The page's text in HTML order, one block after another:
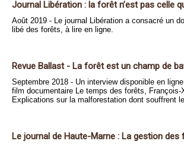
Journal Libération : la forêt n’est pas celle
Août 2019 - Le journal Libération a consacré un
libé des forêts, à lire en ligne.
Revue Ballast - La forêt est un champ de
Septembre 2018 - Un interview disponible en
film documentaire Le temps des forêts, François-
Explications sur la malforestation dont souffrent
Le journal de Haute-Marne : La gestion